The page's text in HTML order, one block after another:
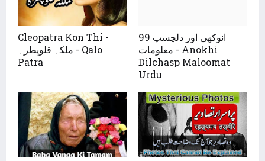
Cleopatra Kon Thi -
ملکہ قلوپطرہ - Qalo
Patra
99 انوکھی اور دلچسپ
معلومات - Anokhi
Dilchasp Maloomat
Urdu